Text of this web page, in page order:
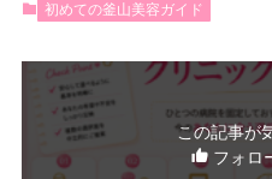
初めての釜山美容ガイド
この記事が
フォロ